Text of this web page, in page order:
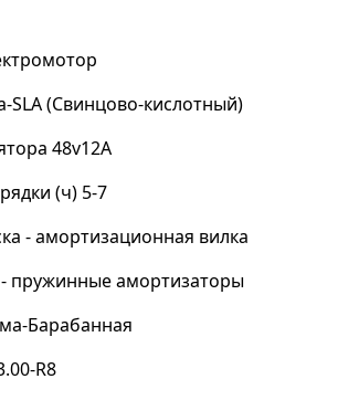
SLA (Свинцово-кислотный)
48v12A
(ч) 5-7
- амортизационная вилка
- пружинные амортизаторы
Барабанная
R8